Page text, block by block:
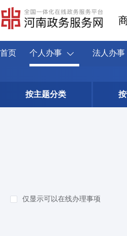
首页 个人办事 法人办事
按主题分类
仅显示可以在线办理事项